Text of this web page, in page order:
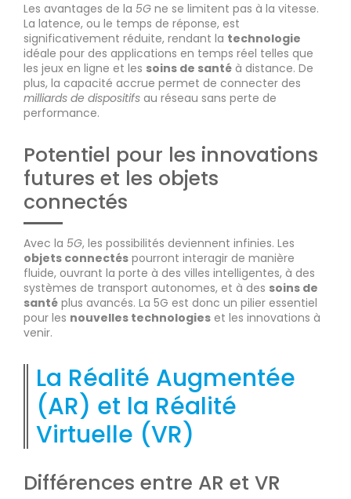
Les avantages de la 5G ne se limitent pas à la vitesse.
La latence, ou le temps de réponse, est
significativement réduite, rendant la technologie
idéale pour des applications en temps réel telles que
les jeux en ligne et les soins de santé à distance. De
plus, la capacité accrue permet de connecter des
milliards de dispositifs au réseau sans perte de
performance.
Potentiel pour les innovations
futures et les objets
connectés
Avec la 5G, les possibilités deviennent infinies. Les
objets connectés pourront interagir de manière
fluide, ouvrant la porte à des villes intelligentes, à des
systèmes de transport autonomes, et à des soins de
santé plus avancés. La 5G est donc un pilier essentiel
pour les nouvelles technologies et les innovations à
venir.
La Réalité Augmentée
(AR) et la Réalité
Virtuelle (VR)
Différences entre AR et VR